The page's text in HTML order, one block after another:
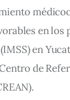
en los
en
de